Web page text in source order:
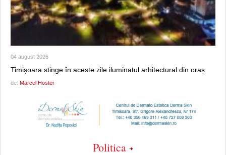
04 august 2026
Timișoara stinge în aceste zile iluminatul arhitectural din oraș
de: Marcel Hoster
Politica